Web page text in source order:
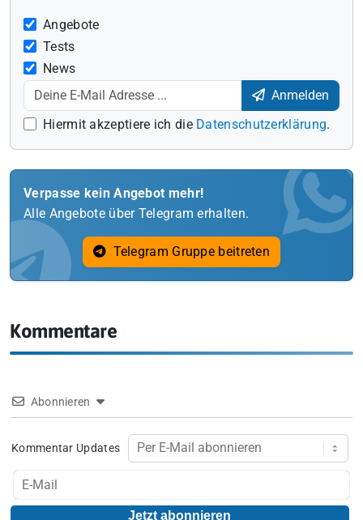
Angebote
Tests
News
Anmelden
Hiermit akzeptiere ich die Datenschutzerklärung.
Verpasse kein Angebot mehr!
Alle Angebote über Telegram erhalten.
Telegram Gruppe beitreten
Kommentare
Abonnieren
Kommentar Updates